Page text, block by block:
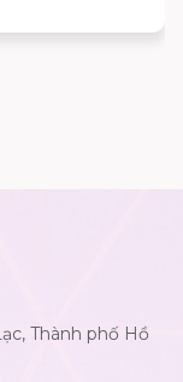
Thành phố Hồ